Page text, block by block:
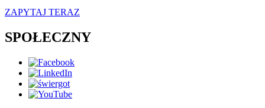
ZAPYTAJ TERAZ
SPOŁECZNY